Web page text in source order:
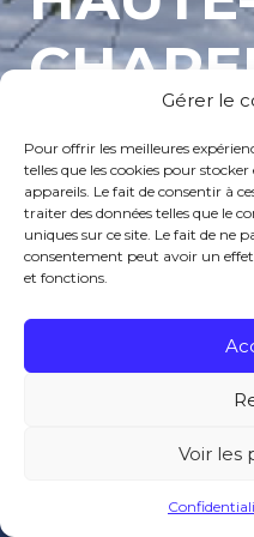
Gérer le
Pour offrir les meilleures
telles que les cookies pour
appareils. Le fait de consentir à
traiter des données telles que le
uniques sur ce site. Le fait de ne
consentement peut avoir un
et fonctions.
Voir les
Menu de
la cantine
Cité de